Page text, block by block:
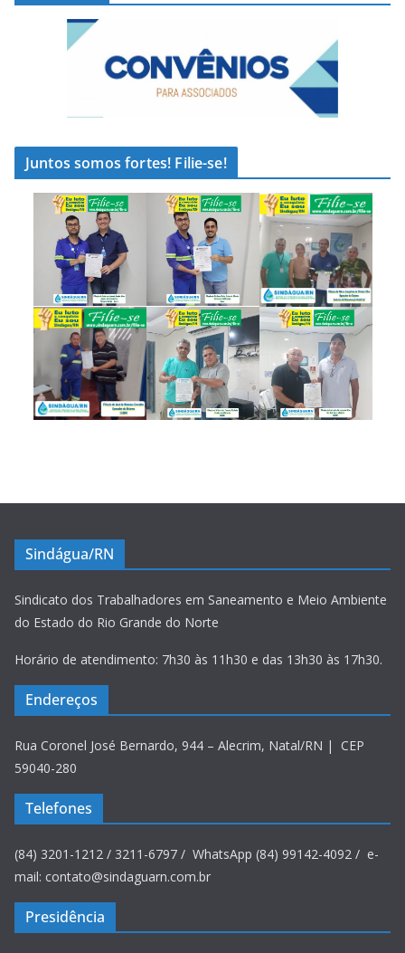
Juntos somos fortes! Filie-se!
Sindágua/RN
Sindicato dos Trabalhadores em Saneamento e Meio Ambiente
do Estado do Rio Grande do Norte
Horário de atendimento: 7h30 às 11h30 e das 13h30 às 17h30.
Endereços
Rua Coronel José Bernardo, 944 – Alecrim, Natal/RN | CEP
59040-280
Telefones
(84) 3201-1212 / 3211-6797 / WhatsApp (84) 99142-4092 / e-
mail: contato@sindaguarn.com.br
Presidência